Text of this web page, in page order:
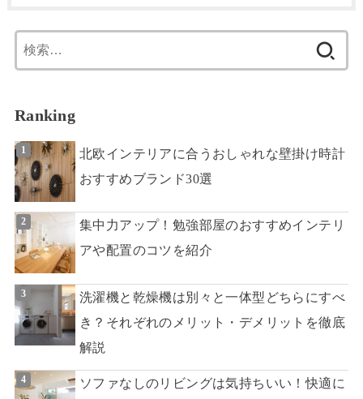
索:
Ranking
北欧インテリアに合うおしゃれな壁掛け時計
おすすめブランド30選
集中力アップ！勉強部屋のおすすめインテリ
アや配置のコツを紹介
洗濯機と乾燥機は別々と一体型どちらにすべ
き？それぞれのメリット・デメリットを徹底
解説
ソファなしのリビングは気持ちいい！快適に